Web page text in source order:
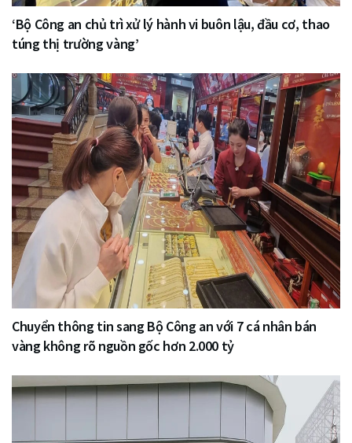
‘Bộ Công an chủ trì xử lý hành vi buôn lậu, đầu cơ, thao
túng thị trường vàng’
Chuyển thông tin sang Bộ Công an với 7 cá nhân bán
vàng không rõ nguồn gốc hơn 2.000 tỷ